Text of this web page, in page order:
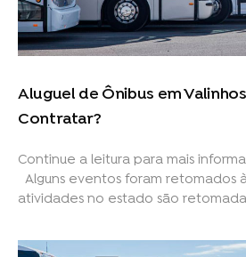
Aluguel de Ônibus em
Contratar?
Continue a leitura para mais
Alguns eventos foram retomados
atividades no estado são